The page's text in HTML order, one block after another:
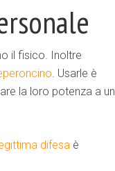
il fisico. Inoltre
. Usarle è
la loro potenza a un
difesa è